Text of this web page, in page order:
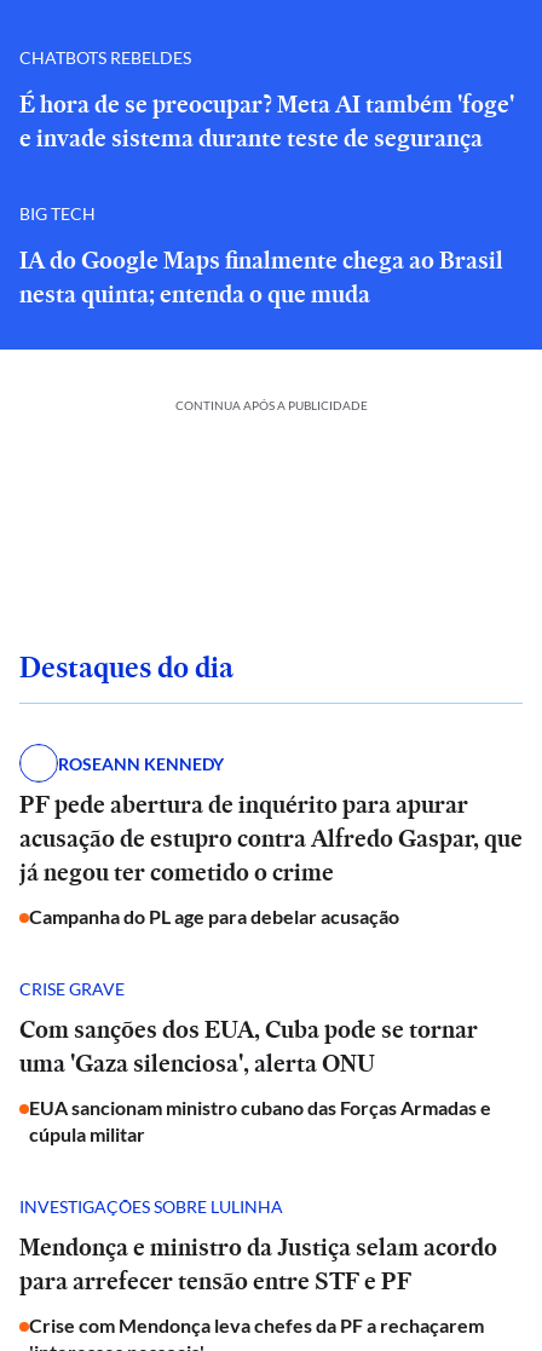
CHATBOTS REBELDES
É hora de se preocupar? Meta AI também 'foge'
e invade sistema durante teste de segurança
BIG TECH
IA do Google Maps finalmente chega ao Brasil
nesta quinta; entenda o que muda
CONTINUA APÓS A PUBLICIDADE
Destaques do dia
ROSEANN KENNEDY
PF pede abertura de inquérito para apurar
acusação de estupro contra Alfredo Gaspar, que
já negou ter cometido o crime
Campanha do PL age para debelar acusação
CRISE GRAVE
Com sanções dos EUA, Cuba pode se tornar
uma 'Gaza silenciosa', alerta ONU
EUA sancionam ministro cubano das Forças Armadas e
cúpula militar
INVESTIGAÇÕES SOBRE LULINHA
Mendonça e ministro da Justiça selam acordo
para arrefecer tensão entre STF e PF
Crise com Mendonça leva chefes da PF a rechaçarem